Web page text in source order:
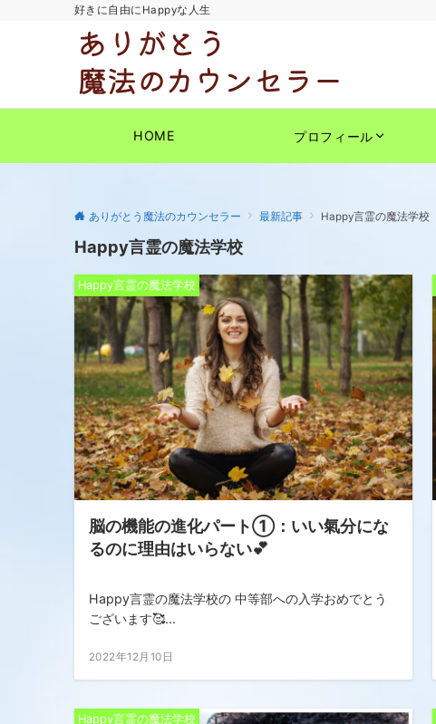
好きに自由にHappyな人生
HOME プロフィール
ありがとう魔法のカウンセラー 最新記事 Happy言霊の魔法学校
Happy言霊の魔法学校
Happy言霊の魔法学校
脳の機能の進化パート①：いい氣分にな
るのに理由はいらない💕
Happy言霊の魔法学校の 中等部への入学おめでとう
ございます🥰...
2022年12月10日
Happy言霊の魔法学校